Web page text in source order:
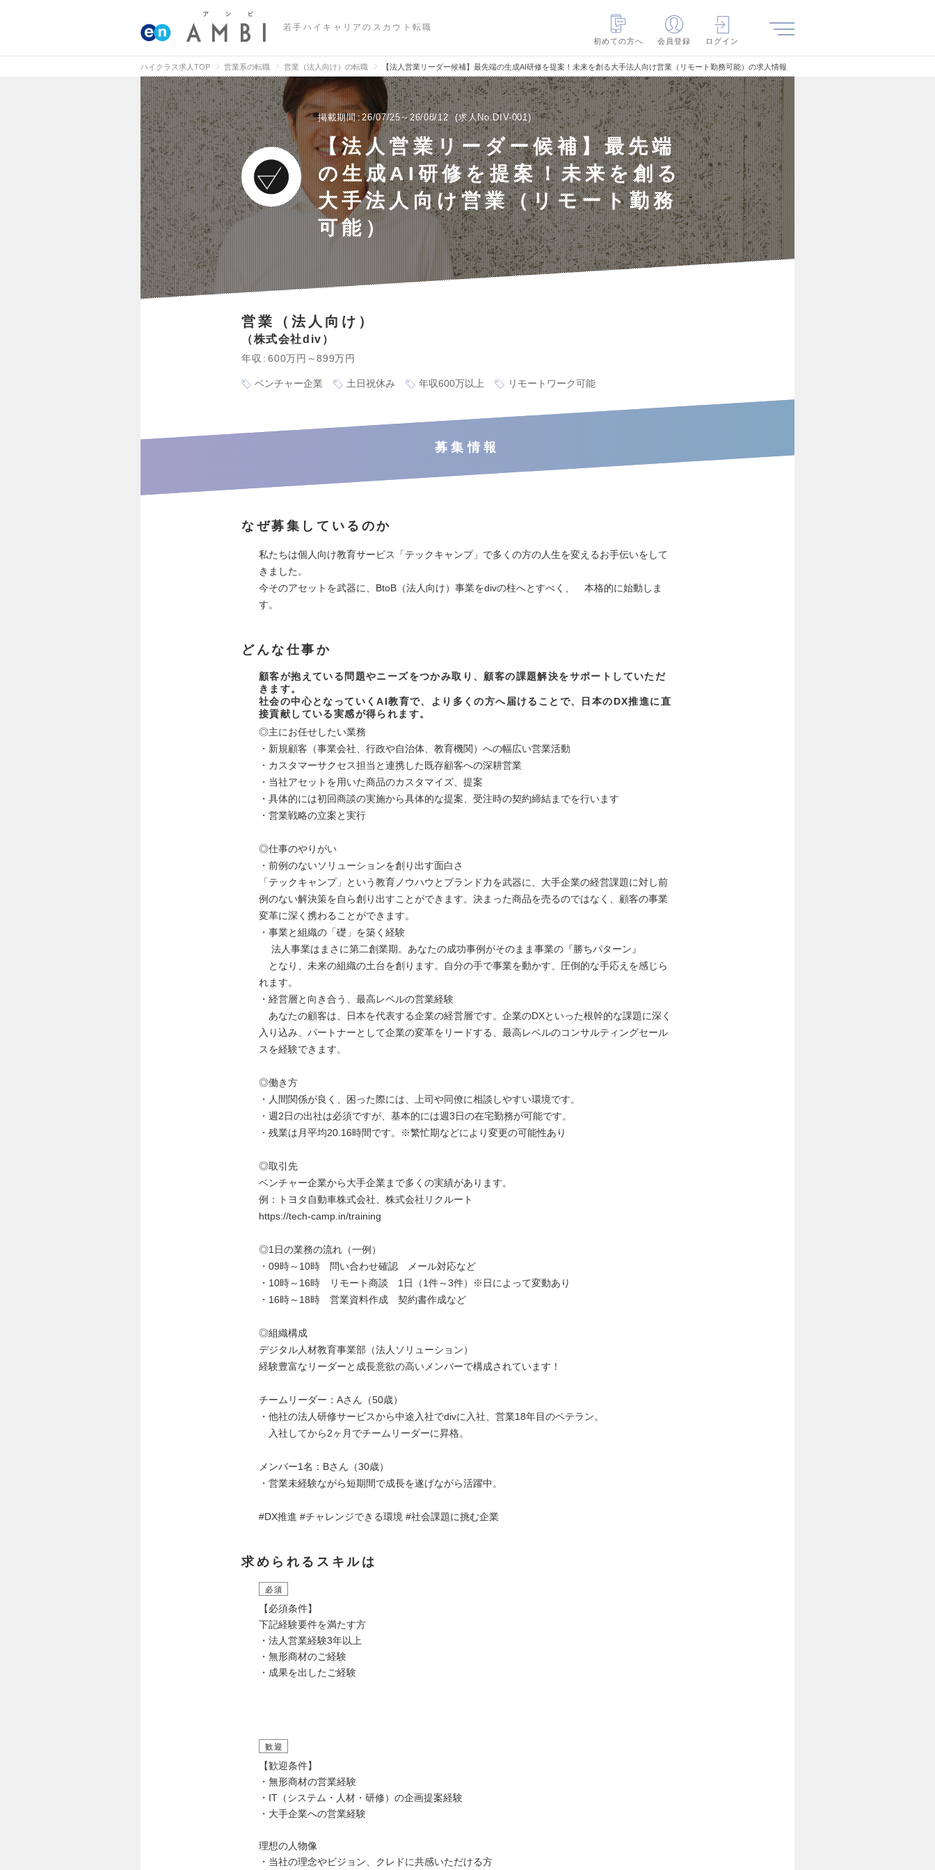
若手ハイキャリアのスカウト転職
初めての方へ
会員登録 ログイン
ハイクラス求人TOP 営業系の転職 営業（法人向け）の転職 【法人営業リーダー候補】最先端の生成AI研修を提案！未来を創る大手法人向け営業（リモート勤務可能）の求人情報
掲載期間 26/07/25～26/08/12 求人No.DIV-001
【法人営業リーダー候補】最先端
の生成AI研修を提案！未来を創る
大手法人向け営業（リモート勤務
可能）
営業（法人向け）
株式会社div
年収 600万円～899万円
ベンチャー企業 土日祝休み 年収600万以上 リモートワーク可能
募集情報
なぜ募集しているのか
私たちは個人向け教育サービス「テックキャンプ」で多くの方の人生を変えるお手伝いをして
きました。
今そのアセットを武器に、BtoB（法人向け）事業をdivの柱へとすべく、 本格的に始動しま
す。
どんな仕事か
顧客が抱えている問題やニーズをつかみ取り、顧客の課題解決をサポートしていただ
きます。
社会の中心となっていくAI教育で、より多くの方へ届けることで、日本のDX推進に直
接貢献している実感が得られます。
◎主にお任せしたい業務
・新規顧客（事業会社、行政や自治体、教育機関）への幅広い営業活動
・カスタマーサクセス担当と連携した既存顧客への深耕営業
・当社アセットを用いた商品のカスタマイズ、提案
・具体的には初回商談の実施から具体的な提案、受注時の契約締結までを行います
・営業戦略の立案と実行
◎仕事のやりがい
・前例のないソリューションを創り出す面白さ
「テックキャンプ」という教育ノウハウとブランド力を武器に、大手企業の経営課題に対し前
例のない解決策を自ら創り出すことができます。決まった商品を売るのではなく、顧客の事業
変革に深く携わることができます。
・事業と組織の「礎」を築く経験
法人事業はまさに第二創業期。あなたの成功事例がそのまま事業の『勝ちパターン』
となり、未来の組織の土台を創ります。自分の手で事業を動かす、圧倒的な手応えを感じら
れます。
・経営層と向き合う、最高レベルの営業経験
あなたの顧客は、日本を代表する企業の経営層です。企業のDXといった根幹的な課題に深く
入り込み、パートナーとして企業の変革をリードする、最高レベルのコンサルティングセール
スを経験できます。
◎働き方
・人間関係が良く、困った際には、上司や同僚に相談しやすい環境です。
・週2日の出社は必須ですが、基本的には週3日の在宅勤務が可能です。
・残業は月平均20.16時間です。※繁忙期などにより変更の可能性あり
◎取引先
ベンチャー企業から大手企業まで多くの実績があります。
例：トヨタ自動車株式会社、株式会社リクルート
https://tech-camp.in/training
◎1日の業務の流れ（一例）
・09時～10時 問い合わせ確認 メール対応など
・10時～16時 リモート商談 1日（1件～3件）※日によって変動あり
・16時～18時 営業資料作成 契約書作成など
◎組織構成
デジタル人材教育事業部（法人ソリューション）
経験豊富なリーダーと成長意欲の高いメンバーで構成されています！
チームリーダー：Aさん（50歳）
・他社の法人研修サービスから中途入社でdivに入社、営業18年目のベテラン。
入社してから2ヶ月でチームリーダーに昇格。
メンバー1名：Bさん（30歳）
・営業未経験ながら短期間で成長を遂げながら活躍中。
#DX推進 #チャレンジできる環境 #社会課題に挑む企業
求められるスキルは
必須
【必須条件】
下記経験要件を満たす方
・法人営業経験3年以上
・無形商材のご経験
・成果を出したご経験
歓迎
【歓迎条件】
・無形商材の営業経験
・IT（システム・人材・研修）の企画提案経験
・大手企業への営業経験
理想の人物像
・当社の理念やビジョン、クレドに共感いただける方